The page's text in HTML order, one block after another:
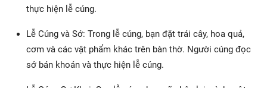
thực hiện lễ cúng.
Lễ Cúng và Sớ: Trong lễ cúng, bạn đặt trái cây, hoa quả,
cơm và các vật phẩm khác trên bàn thờ. Người cúng đọc
sớ bán khoán và thực hiện lễ cúng.